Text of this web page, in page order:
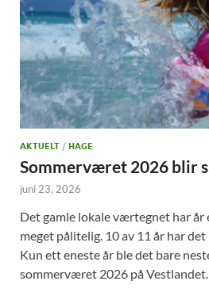
AKTUELT / HAGE
Sommerværet 2026 blir
juni 23, 2026
Det gamle lokale værtegnet har år
meget pålitelig. 10 av 11 år har
Kun ett eneste år ble det bare
sommerværet 2026 på